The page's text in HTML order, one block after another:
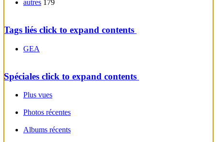
autres 179
Tags liés click to expand contents
GEA
Spéciales click to expand contents
Plus vues
Photos récentes
Albums récents